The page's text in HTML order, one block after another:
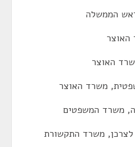
הממשלה
האוצר
האוצר
משרד האוצר
משרד המשפטים
משרד התקשורת